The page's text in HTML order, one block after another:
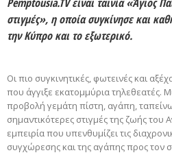
στιγμές», η οποία συγκίνησε και
την Κύπρο και το εξωτερικό.
Οι πιο συγκινητικές, φωτεινές και
που άγγιξε εκατομμύρια τηλεθεατές.
προβολή γεμάτη πίστη, αγάπη,
σημαντικότερες στιγμές της ζωής του
εμπειρία που υπενθυμίζει τις
συγχώρεσης και της αγάπης προς τον